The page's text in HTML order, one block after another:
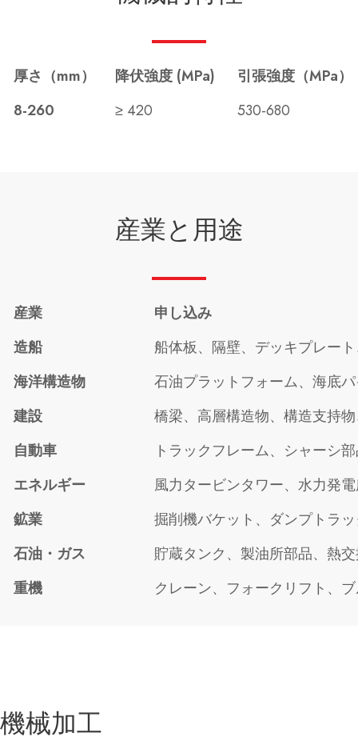
厚さ（mm） 降伏強度 (MPa)
引張強度（MPa）
8-260
≥ 420 530-680
産業と用途
産業
申し込み
造船
船体板、隔壁、デッキプレー
海洋構造物
石油プラットフォーム、海底
建設
橋梁、高層構造物、構造支持
自動車
トラックフレーム、シャーシ
エネルギー
風力タービンタワー、水力発
鉱業
掘削機バケット、ダンプトラ
石油・ガス
貯蔵タンク、製油所部品、熱
重機
クレーン、フォークリフト、
機械加工